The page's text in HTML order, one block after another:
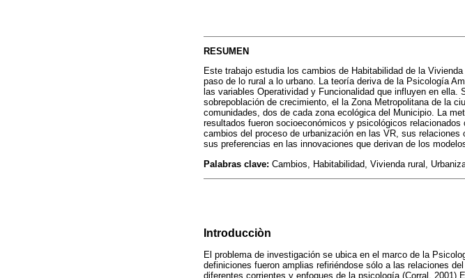
RESUMEN
Este trabajo estudia los cambios de Habitabilidad de la
paso de lo rural a lo urbano. La teoría deriva de la Psicología
las variables Operatividad y Funcionalidad que influyen en
sobrepoblación de crecimiento, el la Zona Metropolitana de la
comunidades, dos de cada zona ecológica del Municipio. La
resultados fueron socioeconómicos y psicológicos
cambios del proceso de urbanización en las VR, sus
sus preferencias en las innovaciones que derivan de los
Palabras clave: Cambios, Habitabilidad, Vivienda rural,
Introducciòn
El problema de investigación se ubica en el marco de la
definiciones fueron amplias refiriéndose sólo a las relaciones
diferentes corrientes y enfoques de la psicología (Corral,